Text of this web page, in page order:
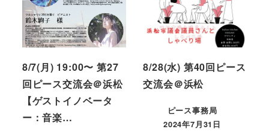
8/7(月) 19:00〜 第27
回ピース交流会＠浜松
【ゲストイノベータ
ー：音楽…
8/28(水) 第40回ピース
交流会＠浜松
ピース事務局
2024年7月31日